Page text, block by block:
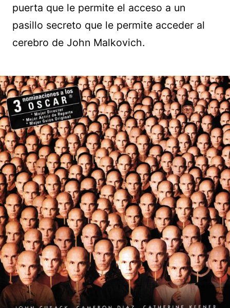
puerta que le permite el acceso a un
pasillo secreto que le permite acceder al
cerebro de John Malkovich.